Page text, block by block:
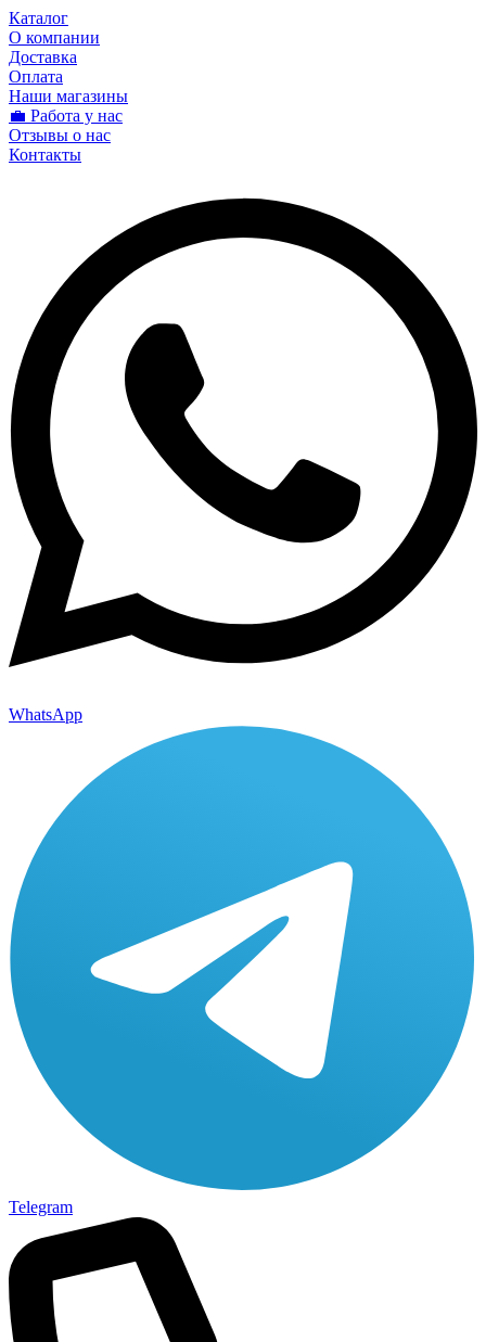
Каталог
О компании
Доставка
Оплата
Наши магазины
💼 Работа у нас
Отзывы о нас
Контакты
WhatsApp
Telegram